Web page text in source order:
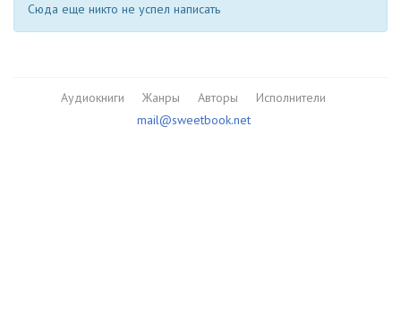
Сюда еще никто не успел написать
Аудиокниги Жанры Авторы
Исполнители
mail@sweetbook.net